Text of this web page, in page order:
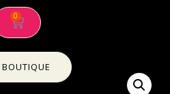
BOUTIQUE